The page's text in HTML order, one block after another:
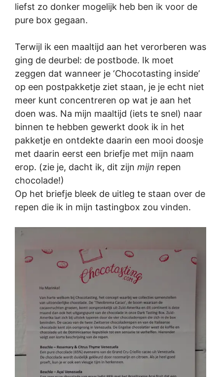
liefst zo donker mogelijk heb ben ik voor de
pure box gegaan.
Terwijl ik een maaltijd aan het verorberen was
ging de deurbel: de postbode. Ik moet
zeggen dat wanneer je ‘Chocotasting inside’
op een postpakketje ziet staan, je je echt niet
meer kunt concentreren op wat je aan het
doen was. Na mijn maaltijd (iets te snel) naar
binnen te hebben gewerkt dook ik in het
pakketje en ontdekte daarin een mooi doosje
met daarin eerst een briefje met mijn naam
erop. (zie je, dacht ik, dit zijn mijn repen
chocolade!)
Op het briefje bleek de uitleg te staan over de
repen die ik in mijn tastingbox zou vinden.